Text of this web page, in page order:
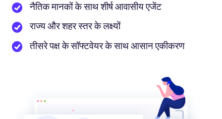
नैतिक मानकों के साथ शीर्ष आवासीय एजेंट
राज्य और शहर स्तर के लक्ष्यों
तीसरे पक्ष के सॉफ्टवेयर के साथ आसान एकीकरण